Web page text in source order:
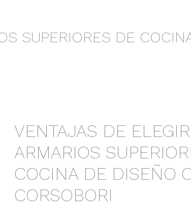
SUPERIORES DE
VENTAJAS DE
ARMARIOS
COCINA DE DISEÑO
CORSOBORI